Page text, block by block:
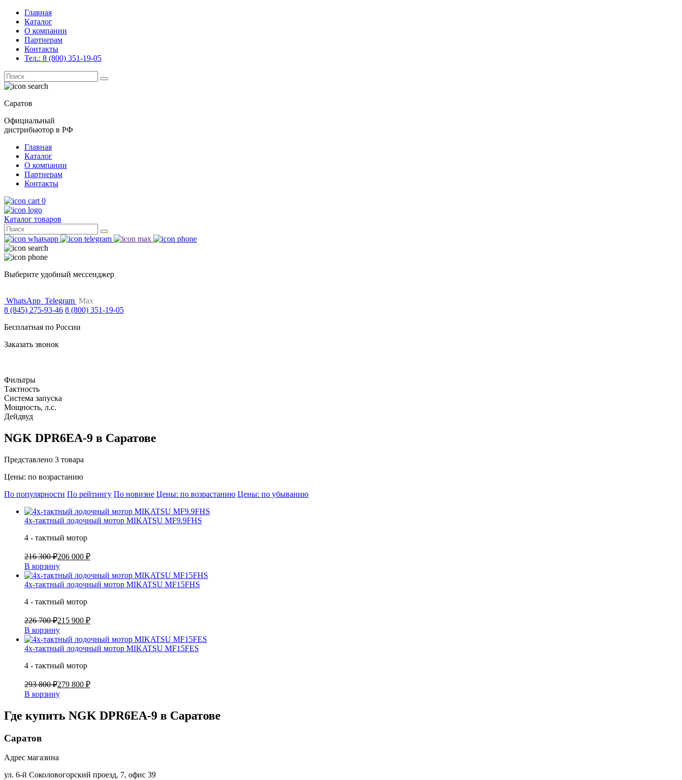
Главная
Каталог
О компании
Партнерам
Контакты
Тел.: 8 (800) 351-19-05
Поиск
for:
Саратов
Официальный
дистрибьютор в РФ
Главная
Каталог
О компании
Партнерам
Контакты
0
Каталог товаров
Поиск
for:
Выберите удобный мессенджер
WhatsApp Telegram Max
8 (845) 275-93-46 8 (800) 351-19-05
Бесплатная по России
Заказать звонок
Фильтры
Тактность
Система запуска
Мощность, л.с.
Дейдвуд
NGK DPR6EA-9 в Саратове
Представлено 3 товара
Цены: по возрастанию
По популярности По рейтингу По новизне Цены: по возрастанию Цены: по убыванию
4х-тактный лодочный мотор MIKATSU MF9.9FHS
4 - тактный мотор
216 300 ₽206 000 ₽
В корзину
4х-тактный лодочный мотор MIKATSU MF15FHS
4 - тактный мотор
226 700 ₽215 900 ₽
В корзину
4х-тактный лодочный мотор MIKATSU MF15FES
4 - тактный мотор
293 800 ₽279 800 ₽
В корзину
Где купить NGK DPR6EA-9 в Саратове
Саратов
Адрес магазина
ул. 6-й Соколовогорский проезд, 7, офис 39